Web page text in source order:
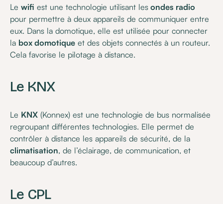
Lewifi est une technologie utilisant les ondes radio
pour permettre à deux appareils de communiquer entre
eux. Dans la domotique, elle est utilisée pour connecter
la box domotique et des objets connectés à un routeur.
Cela favorise le pilotage à distance.
Le KNX
Le KNX (Konnex) est une technologie de bus normalisée
regroupant différentes technologies. Elle permet de
contrôler à distance les appareils de sécurité, de la
climatisation, de l’éclairage, de communication, et
beaucoup d’autres.
Le CPL